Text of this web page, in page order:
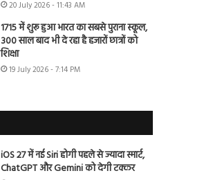
20 July 2026 - 11:43 AM
1715 में शुरू हुआ भारत का सबसे पुराना स्कूल,
300 साल बाद भी दे रहा है हजारों छात्रों को
शिक्षा
19 July 2026 - 7:14 PM
iOS 27 में नई Siri होगी पहले से ज्यादा स्मार्ट,
ChatGPT और Gemini को देगी टक्कर